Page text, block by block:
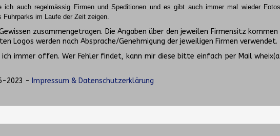
auch regelmässig Firmen und Speditionen und es gibt auch immer mal wieder
im Laufe der Zeit zeigen.
zusammengetragen. Die Angaben über den jeweilen Firmensitz
Logos werden nach Absprache/Genehmigung der jeweiligen Firmen verwendet.
ich immer offen. Wer Fehler findet, kann mir diese bitte einfach per Mail
2023 - Impressum & Datenschutzerklärung